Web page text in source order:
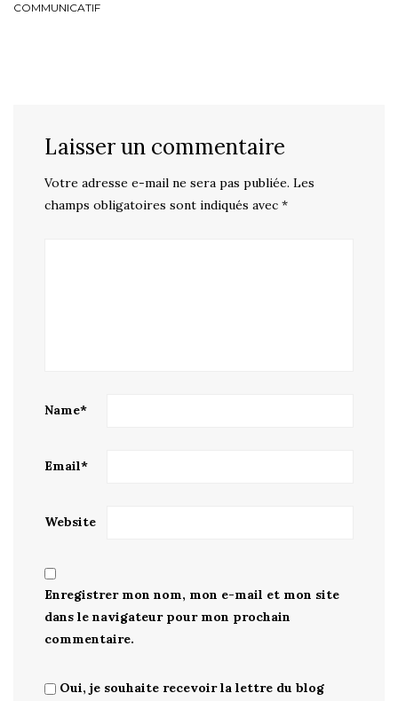
COMMUNICATIF
Laisser un commentaire
Votre adresse e-mail ne sera pas publiée. Les
champs obligatoires sont indiqués avec *
Name*
Email*
Website
Enregistrer mon nom, mon e-mail et mon site
dans le navigateur pour mon prochain
commentaire.
Oui, je souhaite recevoir la lettre du blog